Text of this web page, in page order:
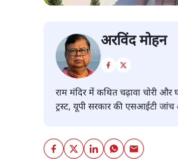
अरविंद मोहन
राम मंदिर में कथित चढ़ावा चोरी और
ट्रस्ट, यूपी सरकार की एसआईटी